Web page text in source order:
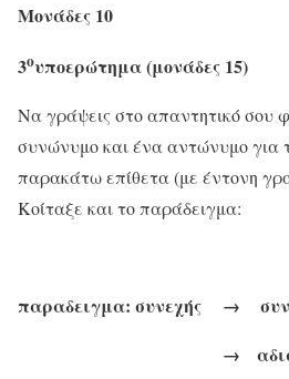
Μονάδες 10
3ουποερώτημα (μονάδες 15)
Να γράψεις στο απαντητικό σου
συνώνυμο και ένα αντώνυμο για
παρακάτω επίθετα (με έντονη
Κοίταξε και το παράδειγμα:
παραδειγμα: συνεχής →
→ αδιάκοπος